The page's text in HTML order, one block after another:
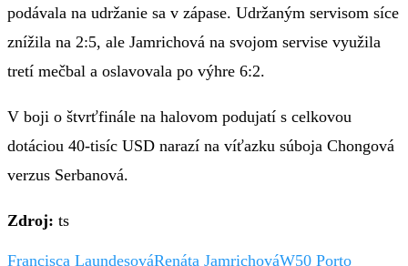
podávala na udržanie sa v zápase. Udržaným servisom síce
znížila na 2:5, ale Jamrichová na svojom servise využila
tretí mečbal a oslavovala po výhre 6:2.
V boji o štvrťfinále na halovom podujatí s celkovou
dotáciou 40-tisíc USD narazí na víťazku súboja Chongová
verzus Serbanová.
Zdroj: ts
Francisca LaundesováRenáta JamrichováW50 Porto